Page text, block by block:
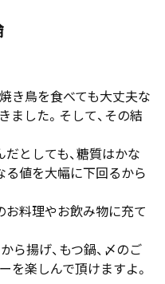
き鳥を食べても大丈夫な
した。そして、その結
としても、糖質はかな
る値を大幅に下回るから
お料理やお飲み物に充て
ら揚げ、もつ鍋、〆のご
を楽しんで頂けますよ。